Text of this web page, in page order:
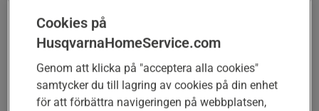
Välj tjänst
Cookies på
HusqvarnaHomeService.com
Genom att klicka på "acceptera alla cookies"
samtycker du till lagring av cookies på din enhet
för att förbättra navigeringen på webbplatsen,